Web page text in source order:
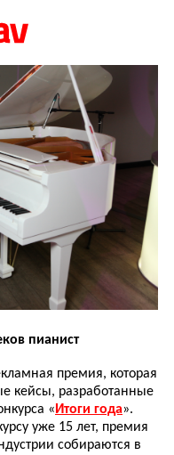
пианист
премия, которая
кейсы, разработанные
« Итоги года».
уже 15 лет, премия
собираются в